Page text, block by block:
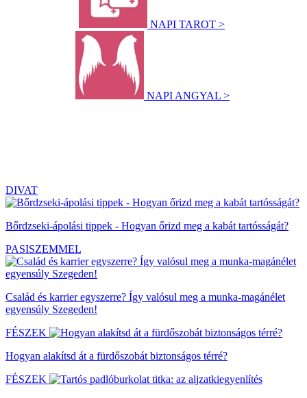
NAPI TAROT >
NAPI ANGYAL >
DIVAT
Bőrdzseki-ápolási tippek - Hogyan őrizd meg a kabát tartósságát?
PASISZEMMEL
Család és karrier egyszerre? Így valósul meg a munka-magánélet
egyensúly Szegeden!
FÉSZEK
Hogyan alakítsd át a fürdőszobát biztonságos térré?
FÉSZEK